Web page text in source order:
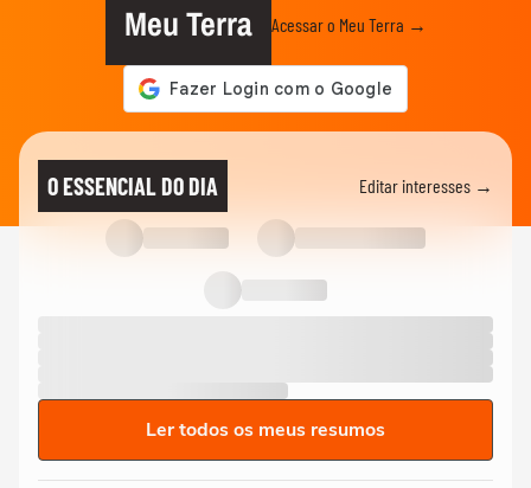
Meu Terra Acessar o Meu Terra →
O ESSENCIAL DO DIA Editar interesses →
Ler todos os meus resumos